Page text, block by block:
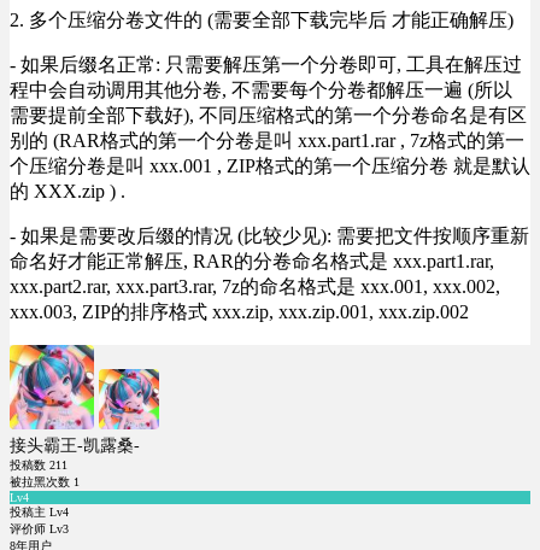
2. 多个压缩分卷文件的 (需要全部下载完毕后 才能正确解压)
- 如果后缀名正常: 只需要解压第一个分卷即可, 工具在解压过
程中会自动调用其他分卷, 不需要每个分卷都解压一遍 (所以
需要提前全部下载好), 不同压缩格式的第一个分卷命名是有区
别的 (RAR格式的第一个分卷是叫 xxx.part1.rar , 7z格式的第一
个压缩分卷是叫 xxx.001 , ZIP格式的第一个压缩分卷 就是默认
的 XXX.zip ) .
- 如果是需要改后缀的情况 (比较少见): 需要把文件按顺序重新
命名好才能正常解压, RAR的分卷命名格式是 xxx.part1.rar,
xxx.part2.rar, xxx.part3.rar, 7z的命名格式是 xxx.001, xxx.002,
xxx.003, ZIP的排序格式 xxx.zip, xxx.zip.001, xxx.zip.002
接头霸王-凯露桑-
投稿数 211
被拉黑次数 1
Lv4
投稿主 Lv4
评价师 Lv3
8年用户